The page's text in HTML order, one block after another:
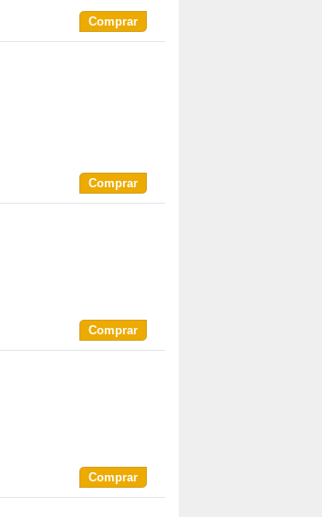
Comprar
Comprar
Comprar
Comprar